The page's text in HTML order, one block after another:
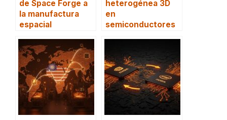
de Space Forge a
la manufactura
espacial
heterogénea 3D
en
semiconductores